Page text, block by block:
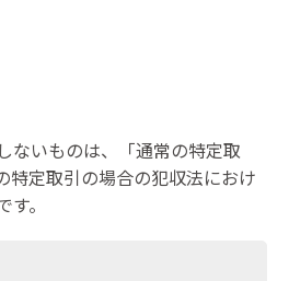
ないものは、「通常の特定取
特定取引の場合の犯収法におけ
。